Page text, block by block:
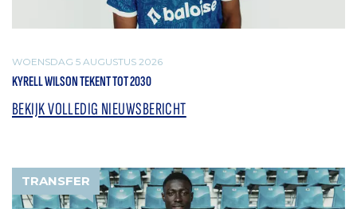
WOENSDAG 5 AUGUSTUS 2026
KYRELL WILSON TEKENT TOT 2030
BEKIJK VOLLEDIG NIEUWSBERICHT
TRANSFER